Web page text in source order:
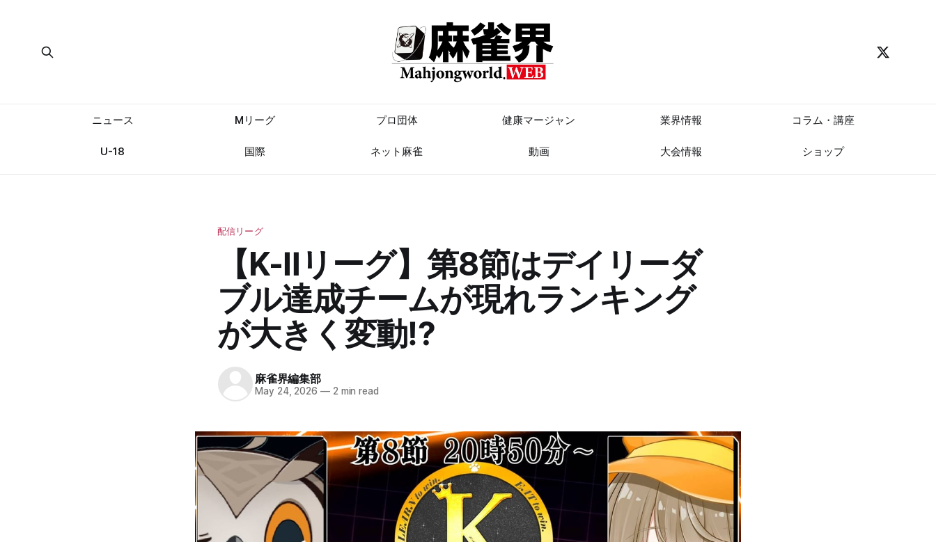
ニュース Mリーグ プロ団体 健康マージャン 業界情報 コラム・講座
U-18 国際 ネット麻雀 動画 大会情報 ショップ
配信リーグ
【K-Ⅱリーグ】第8節はデイリーダ
ブル達成チームが現れランキング
が大きく変動⁉
麻雀界編集部
May 24, 2026 —2 min read